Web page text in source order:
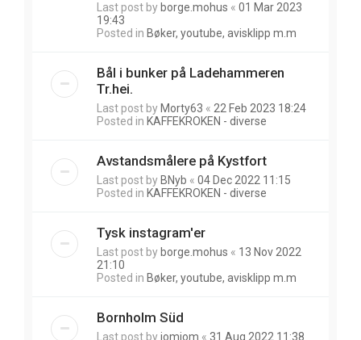
Last post by borge.mohus « 01 Mar 2023
19:43
Posted in Bøker, youtube, avisklipp m.m
Bål i bunker på Ladehammeren
Tr.hei.
Last post by Morty63 « 22 Feb 2023 18:24
Posted in KAFFEKROKEN - diverse
Avstandsmålere på Kystfort
Last post by BNyb « 04 Dec 2022 11:15
Posted in KAFFEKROKEN - diverse
Tysk instagram'er
Last post by borge.mohus « 13 Nov 2022
21:10
Posted in Bøker, youtube, avisklipp m.m
Bornholm Süd
Last post byjomjom « 31 Aug 2022 11:38